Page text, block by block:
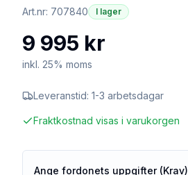
Art.nr: 707840 I lager
9 995 kr
inkl. 25% moms
Leveranstid: 1-3 arbetsdagar
Fraktkostnad visas i varukorgen
Ange fordonets uppgifter (Krav)